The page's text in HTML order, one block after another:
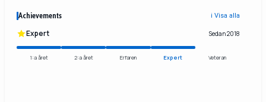
Achievements ℹ️ Visa alla
Expert Sedan 2018
1:a året 2:a året Erfaren Expert Veteran